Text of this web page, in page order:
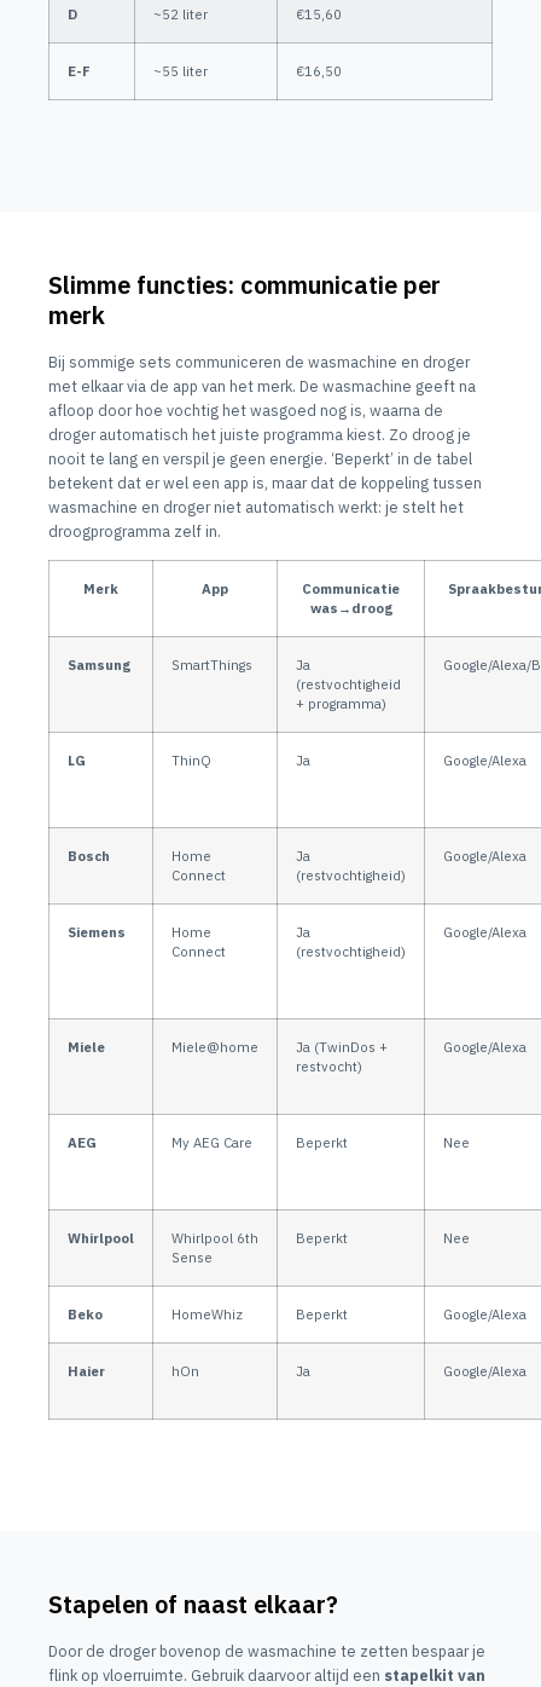
D ~52 liter €15,60
E-F ~55 liter €16,50
Slimme functies: communicatie per
merk
Bij sommige sets communiceren de wasmachine en droger
met elkaar via de app van het merk. De wasmachine geeft na
afloop door hoe vochtig het wasgoed nog is, waarna de
droger automatisch het juiste programma kiest. Zo droog je
nooit te lang en verspil je geen energie. ‘Beperkt’ in de tabel
betekent dat er wel een app is, maar dat de koppeling tussen
wasmachine en droger niet automatisch werkt: je stelt het
droogprogramma zelf in.
Merk App
Communicatie
was→droog
Samsung SmartThings
Ja
(restvochtigheid
+ programma)
Google/Alexa/
LG ThinQ Ja Google/Alexa
Bosch
Home
Connect
Ja
(restvochtigheid)
Google/Alexa
Siemens
Home
Connect
Ja
(restvochtigheid)
Google/Alexa
Miele Miele@home
Ja (TwinDos +
restvocht)
Google/Alexa
AEG My AEG Care Beperkt Nee
Whirlpool
Whirlpool 6th
Sense
Beperkt Nee
Beko HomeWhiz Beperkt Google/Alexa
Haier hOn Ja Google/Alexa
Stapelen of naast elkaar?
Door de droger bovenop de wasmachine te zetten bespaar je
flink op vloerruimte. Gebruik daarvoor altijd een stapelkit van